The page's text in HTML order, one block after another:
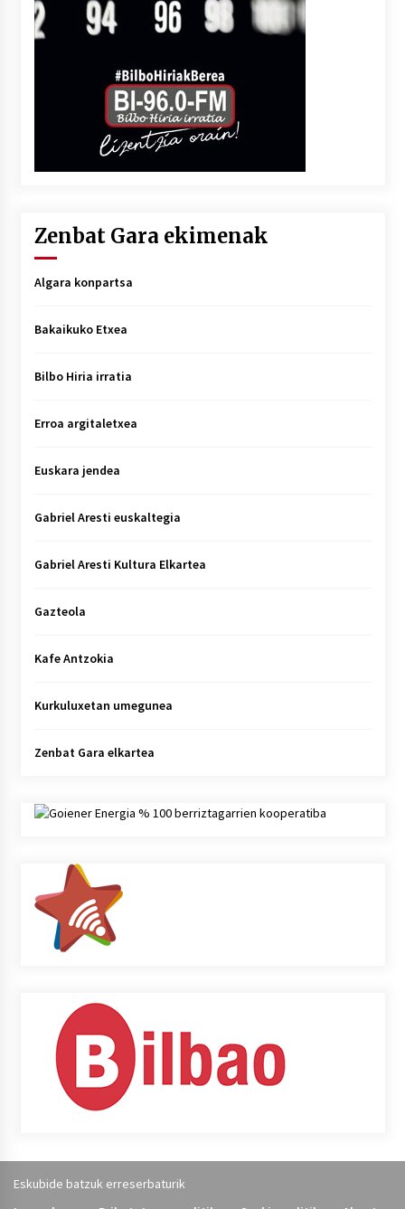
Zenbat Gara ekimenak
Algara konpartsa
Bakaikuko Etxea
Bilbo Hiria irratia
Erroa argitaletxea
Euskara jendea
Gabriel Aresti euskaltegia
Gabriel Aresti Kultura Elkartea
Gazteola
Kafe Antzokia
Kurkuluxetan umegunea
Zenbat Gara elkartea
Eskubide batzuk erreserbaturik